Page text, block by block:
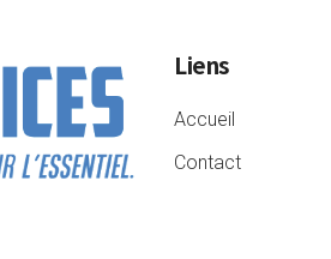
Liens
Accueil
Contact